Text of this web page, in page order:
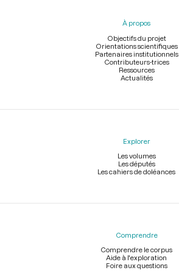
À propos
Objectifs du projet
Orientations scientifiques
Partenaires institutionnels
Contributeurs-trices
Ressources
Actualités
Explorer
Les volumes
Les députés
Les cahiers de doléances
Comprendre
Comprendre le corpus
Aide à l'exploration
Foire aux questions